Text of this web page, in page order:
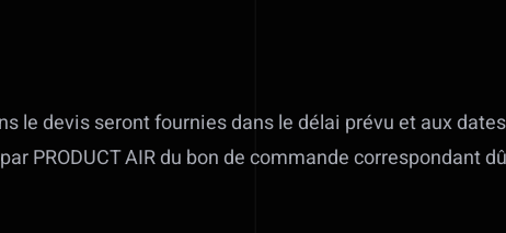
devis seront fournies dans le délai prévu et aux
PRODUCT AIR du bon de commande correspondant